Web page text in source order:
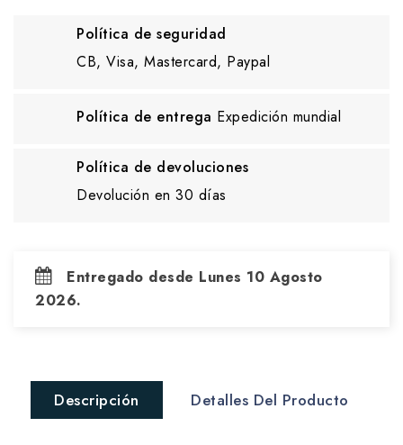
Política de seguridad
CB, Visa, Mastercard, Paypal
Política de entrega Expedición mundial
Política de devoluciones
Devolución en 30 días
Entregado desde Lunes 10 Agosto
2026.
Descripción Detalles Del Producto